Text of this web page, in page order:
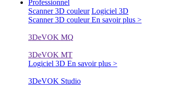
Professionnel
Scanner 3D couleur Logiciel 3D
Scanner 3D couleurEn savoir plus >
3DeVOK MQ
3DeVOK MT
Logiciel 3D En savoir plus >
3DeVOK Studio